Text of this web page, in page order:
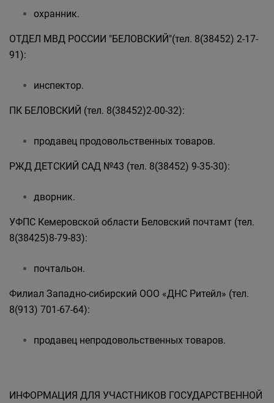
охранник.
ОТДЕЛ МВД РОССИИ "БЕЛОВСКИЙ"(тел. 8(38452) 2-17-
91):
инспектор.
ПК БЕЛОВСКИЙ (тел. 8(38452)2-00-32):
продавец продовольственных товаров.
РЖД ДЕТСКИЙ САД №43 (тел. 8(38452) 9-35-30):
дворник.
УФПС Кемеровской области Беловский почтамт (тел.
8(38425)8-79-83):
почтальон.
Филиал Западно-сибирский ООО «ДНС Ритейл» (тел.
8(913) 701-67-64):
продавец непродовольственных товаров.
ИНФОРМАЦИЯ ДЛЯ УЧАСТНИКОВ ГОСУДАРСТВЕННОЙ